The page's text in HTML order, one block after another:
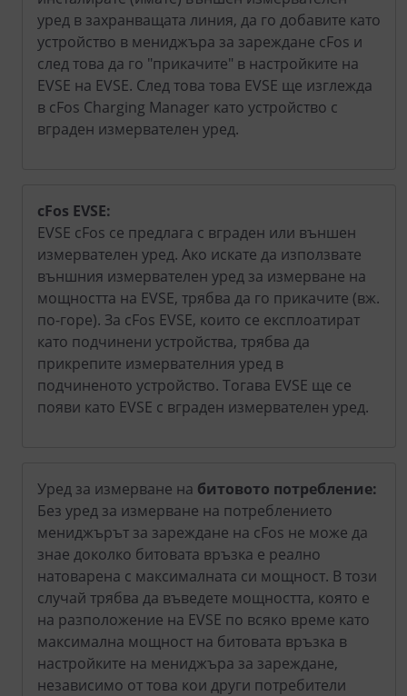
уред в захранващата линия, да го добавите като
устройство в мениджъра за зареждане cFos и
след това да го "прикачите" в настройките на
EVSE на EVSE. След това това EVSE ще изглежда
в cFos Charging Manager като устройство с
вграден измервателен уред.
cFos EVSE:
EVSE cFos се предлага с вграден или външен
измервателен уред. Ако искате да използвате
външния измервателен уред за измерване на
мощността на EVSE, трябва да го прикачите (вж.
по-горе). За cFos EVSE, които се експлоатират
като подчинени устройства, трябва да
прикрепите измервателния уред в
подчиненото устройство. Тогава EVSE ще се
появи като EVSE с вграден измервателен уред.
Уред за измерване на битовото потребление:
Без уред за измерване на потреблението
мениджърът за зареждане на cFos не може да
знае доколко битовата връзка е реално
натоварена с максималната си мощност. В този
случай трябва да въведете мощността, която е
на разположение на EVSE по всяко време като
максимална мощност на битовата връзка в
настройките на мениджъра за зареждане,
независимо от това кои други потребители